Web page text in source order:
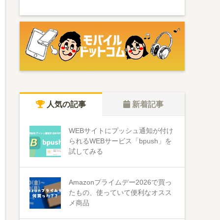
人気の記事 新着記事
WEBサイトにプッシュ通知が付け
られるWEBサービス「bpush」を
試してみる
Amazonプライムデー2026で買っ
たもの、使っていて便利なオスス
メ商品